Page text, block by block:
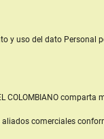
y uso del dato Personal
COLOMBIANOcomparta
aliados comerciales